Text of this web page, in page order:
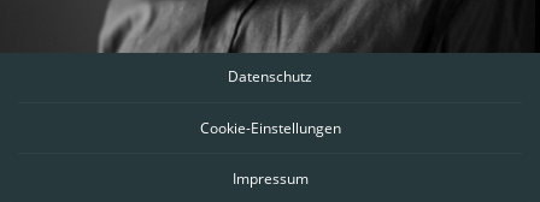
Datenschutz
Cookie-Einstellungen
Impressum